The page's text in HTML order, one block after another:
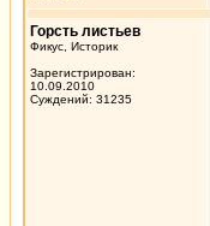
Горсть листьев
Фикус, Историк
Зарегистрирован:
10.09.2010
Суждений: 31235